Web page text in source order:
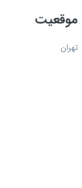
موقعیت
تهران